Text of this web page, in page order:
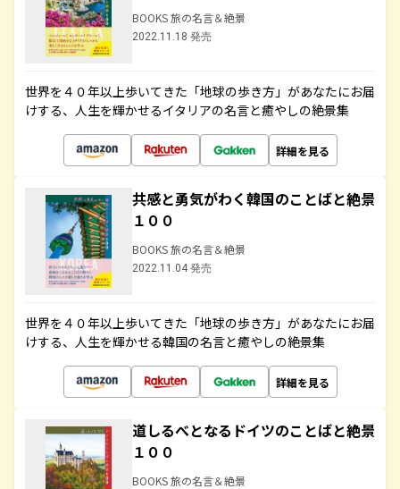
BOOKS 旅の名言＆絶景
2022.11.18 発売
世界を４０年以上歩いてきた「地球の歩き方」があなたにお届
けする、人生を輝かせるイタリアの名言と癒やしの絶景集
詳細を見る
共感と勇気がわく韓国のことばと絶景
１００
BOOKS 旅の名言＆絶景
2022.11.04 発売
世界を４０年以上歩いてきた「地球の歩き方」があなたにお届
けする、人生を輝かせる韓国の名言と癒やしの絶景集
詳細を見る
道しるべとなるドイツのことばと絶景
１００
BOOKS 旅の名言＆絶景